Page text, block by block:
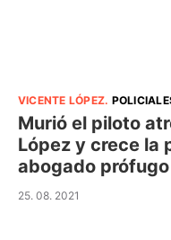
VICENTE LÓPEZ.
Murió el piloto
López y crece la
abogado prófugo
25. 08. 2021